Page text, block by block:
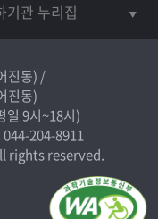
기관 누리집
진동) /
진동)
일 9시~18시)
044-204-8911
rights reserved.